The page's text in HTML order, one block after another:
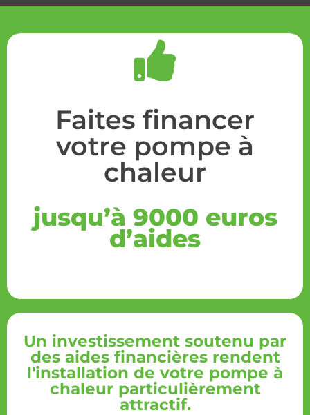
Faites financer
votre pompe à
chaleur
jusqu’à 9000 euros
d’aides
Un investissement soutenu par
des aides financières rendent
l'installation de votre pompe à
chaleur particulièrement
attractif.